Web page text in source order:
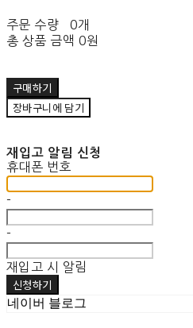
주문 수량
0개
총 상품 금액 0원
구매하기
장바구니에 담기
재입고 알림 신청
휴대폰 번호
-
-
재입고 시 알림
신청하기
네이버 블로그